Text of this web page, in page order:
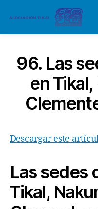
96. Las
en Tikal,
Descargar este
Las sedes
Tikal,